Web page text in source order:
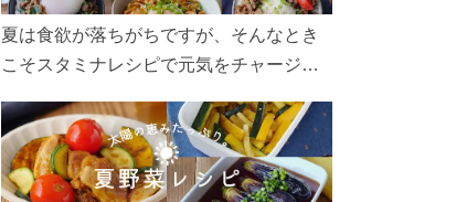
夏は食欲が落ちがちですが、そんなとき
こそスタミナレシピで元気をチャージ！
リ食べて、夏バテを吹き飛ばしましょ
う！